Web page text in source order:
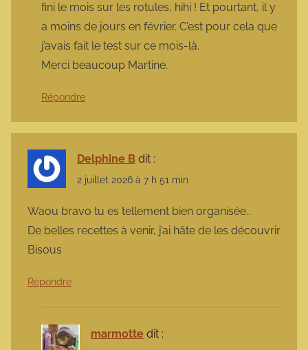
fini le mois sur les rotules, hihi ! Et pourtant, il y
a moins de jours en février. C’est pour cela que
j’avais fait le test sur ce mois-là.
Merci beaucoup Martine.
Répondre
Delphine B dit :
2 juillet 2026 à 7 h 51 min
Waou bravo tu es tellement bien organisée..
De belles recettes à venir, j’ai hâte de les découvrir
Bisous
Répondre
marmotte dit :